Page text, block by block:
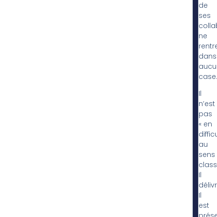
de
ses
ne
dans
case.
Il
n’est
pas
« en
au
sens
Il
Il
est